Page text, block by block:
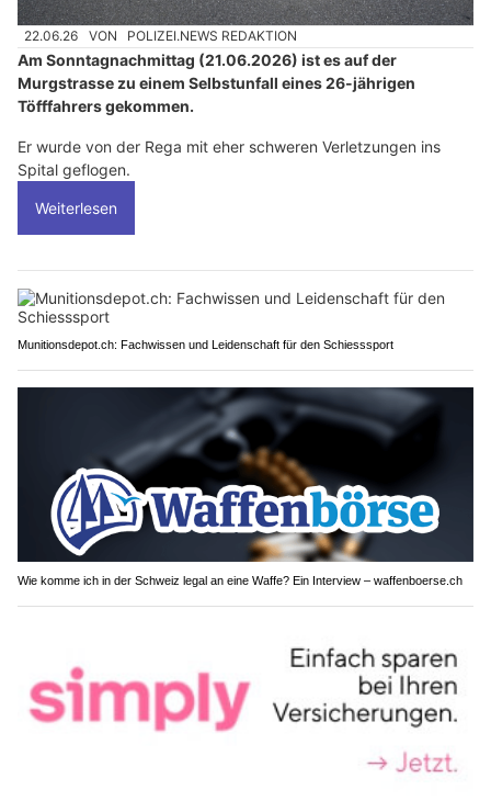
22.06.26 VON POLIZEI.NEWS REDAKTION
Am Sonntagnachmittag (21.06.2026) ist es auf der
Murgstrasse zu einem Selbstunfall eines 26-jährigen
Töfffahrers gekommen.
Er wurde von der Rega mit eher schweren Verletzungen ins
Spital geflogen.
Weiterlesen
Munitionsdepot.ch: Fachwissen und Leidenschaft für den Schiesssport
Wie komme ich in der Schweiz legal an eine Waffe? Ein Interview – waffenboerse.ch